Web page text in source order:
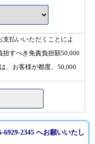
払いいただくことによ
すべき免責負担額50,000
、お客様が都度、50,000
2345 へお願いいたし